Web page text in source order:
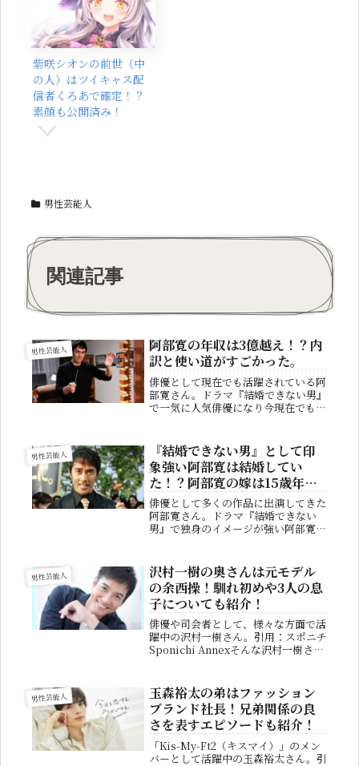
紫咲シオンの前世（中
の人）はツイキャス配
信者くろあで確定！？
素顔も公開済み！
男性芸能人
関連記事
男性芸能人
阿部寛の年収は3億越え！？内
訳と使い道がすごかった。
俳優として現在でも活躍されている阿
部寛さん。ドラマ『結婚できない男』
で一気に人気俳優になり今現在でもた
んですがいくらの年収を稼いでいるか
みなさんはごぞんじですか？今...
男性芸能人
『結婚できない男』として印
象強い阿部寛は結婚してい
た！？阿部寛の嫁は15歳年下
の美人女性！
俳優として多くの作品に出演してきた
阿部寛さん。ドラマ『結婚できない
男』で独身のイメージが強い阿部寛さ
はそんな阿部寛さんの嫁について詳し
く紹介していきます。阿部寛の嫁は
誰？ど...
男性芸能人
沢村一樹の奥さんは元モデル
の余西操！馴れ初めや3人の息
子についても紹介！
俳優や司会者として、様々な方面で活
躍中の沢村一樹さん。引用：スポニチ
Sponichi Annexそんな沢村一樹さん
しょうか？そこで今回は奥さんに関す
る情報や馴れ初めなどを...
男性芸能人
玉森裕太の弟はファッション
ブランド社長！兄弟関係の良
さを表すエピソードも紹介！
「Kis-My-Ft2（キスマイ）」のメン
バーとして活躍中の玉森裕太さん。引